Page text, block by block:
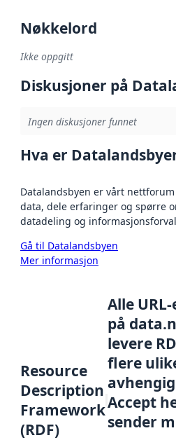
Nøkkelord
Ikke oppgitt
Diskusjoner på
Ingen diskusjoner funnet
Hva er
Datalandsbyen er vårt
data, dele erfaringer og spørre
datadeling og
Gå til Datalandsbyen
Mer informasjon
Resource
Description
Framework
(RDF)
Alle
på
levere
flere
Accept
sender